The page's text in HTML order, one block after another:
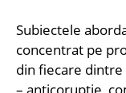
Subiectele
concentrat pe
din fiecare